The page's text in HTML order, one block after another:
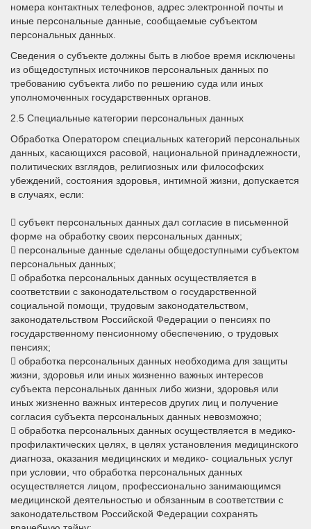
номера контактных телефонов, адрес электронной почты и
иные персональные данные, сообщаемые субъектом
персональных данных.
Сведения о субъекте должны быть в любое время исключены
из общедоступных источников персональных данных по
требованию субъекта либо по решению суда или иных
уполномоченных государственных органов.
2.5 Специальные категории персональных данных
Обработка Оператором специальных категорий персональных
данных, касающихся расовой, национальной принадлежности,
политических взглядов, религиозных или философских
убеждений, состояния здоровья, интимной жизни, допускается
в случаях, если:
 субъект персональных данных дал согласие в письменной
форме на обработку своих персональных данных;
 персональные данные сделаны общедоступными субъектом
персональных данных;
 обработка персональных данных осуществляется в
соответствии с законодательством о государственной
социальной помощи, трудовым законодательством,
законодательством Российской Федерации о пенсиях по
государственному пенсионному обеспечению, о трудовых
пенсиях;
 обработка персональных данных необходима для защиты
жизни, здоровья или иных жизненно важных интересов
субъекта персональных данных либо жизни, здоровья или
иных жизненно важных интересов других лиц и получение
согласия субъекта персональных данных невозможно;
 обработка персональных данных осуществляется в медико-
профилактических целях, в целях установления медицинского
диагноза, оказания медицинских и медико- социальных услуг
при условии, что обработка персональных данных
осуществляется лицом, профессионально занимающимся
медицинской деятельностью и обязанным в соответствии с
законодательством Российской Федерации сохранять